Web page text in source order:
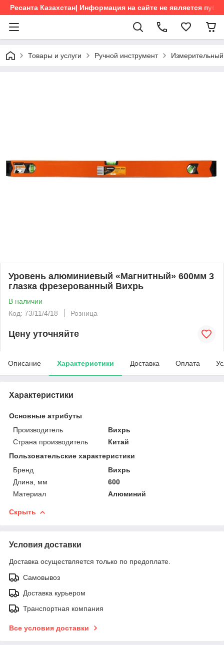
Ресанта Казахстан| Информация на сайте не является
Товары и услуги Ручной инструмент
Уровень алюминиевый «Магнитный» 600мм 3
глазка фрезерованный Вихрь
В наличии
Код: 73/11/4/18
Розница
Цену уточняйте
Описание Характеристики Доставка Оплата
Характеристики
Основные атрибуты
Производитель
Вихрь
Страна производитель
Китай
Пользовательские характеристики
Бренд
Вихрь
Длина, мм
600
Материал
Алюминий
Скрыть
Условия доставки
Доставка осуществляется только по предоплате.
Самовывоз
Доставка курьером
Транспортная компания
Все условия доставки